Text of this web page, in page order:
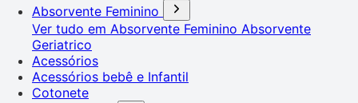
Absorvente Feminino
Ver tudo em Absorvente Feminino Absorvente
Geriatrico
Acessórios
Acessórios bebê e Infantil
Cotonete